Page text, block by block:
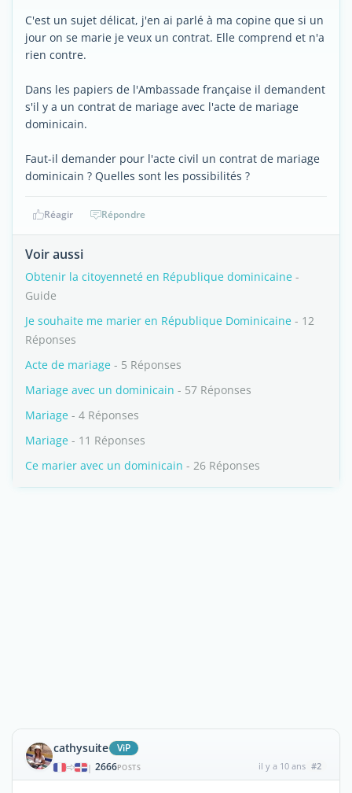
C'est un sujet délicat, j'en ai parlé à ma copine que si un
jour on se marie je veux un contrat. Elle comprend et n'a
rien contre.
Dans les papiers de l'Ambassade française il demandent
s'il y a un contrat de mariage avec l'acte de mariage
dominicain.
Faut-il demander pour l'acte civil un contrat de mariage
dominicain ? Quelles sont les possibilités ?
Réagir Répondre
Voir aussi
Obtenir la citoyenneté en République dominicaine -
Guide
Je souhaite me marier en République Dominicaine - 12
Réponses
Acte de mariage - 5 Réponses
Mariage avec un dominicain - 57 Réponses
Mariage - 4 Réponses
Mariage - 11 Réponses
Ce marier avec un dominicain - 26 Réponses
cathysuite ViP
| 2666POSTS il y a 10 ans #2